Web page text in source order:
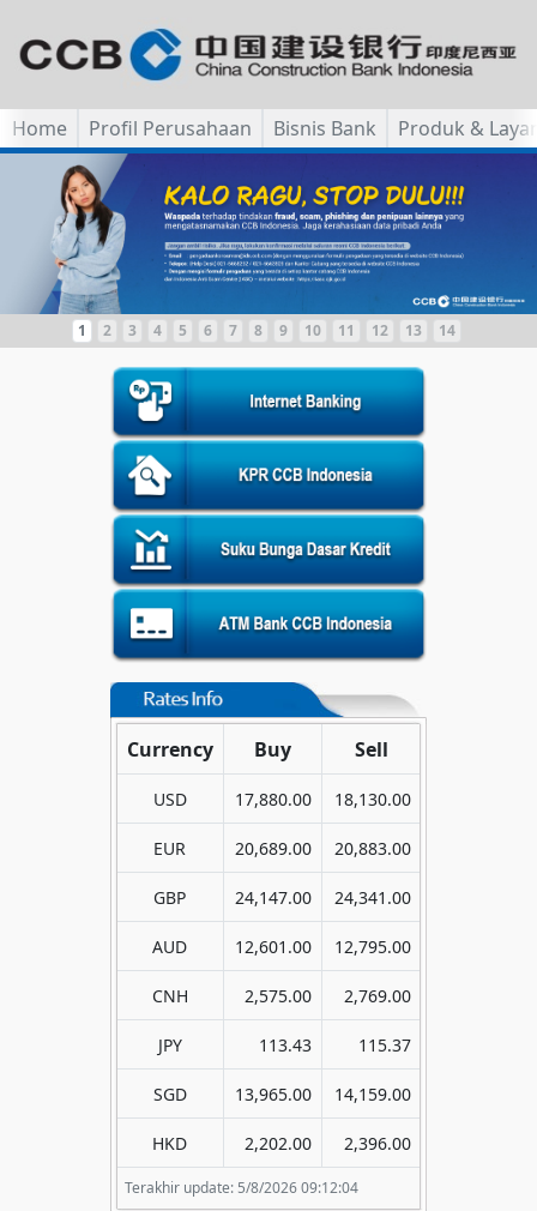
Home Profil Perusahaan Bisnis Bank Produk &
1 2 3 4 5 6 7 8 9 10 11 12 13 14
Terakhir update: 5/8/2026 09:12:04
Currency Buy Sell
USD 17,880.00 18,130.00
EUR 20,689.00 20,883.00
GBP 24,147.00 24,341.00
AUD 12,601.00 12,795.00
CNH 2,575.00 2,769.00
JPY 113.43 115.37
SGD 13,965.00 14,159.00
HKD 2,202.00 2,396.00